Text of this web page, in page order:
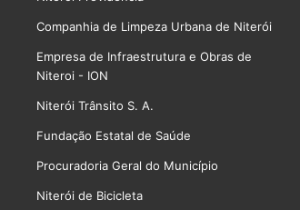
Companhia de Limpeza Urbana de Niterói
Empresa de Infraestrutura e Obras de
Niteroi - ION
Niterói Trânsito S. A.
Fundação Estatal de Saúde
Procuradoria Geral do Município
Niterói de Bicicleta